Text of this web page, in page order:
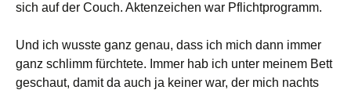
sich auf der Couch. Aktenzeichen war Pflichtprogramm.
Und ich wusste ganz genau, dass ich mich dann immer
ganz schlimm fürchtete. Immer hab ich unter meinem Bett
geschaut, damit da auch ja keiner war, der mich nachts